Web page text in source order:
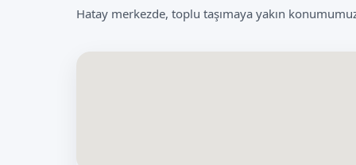
Hatay merkezde, toplu taşımaya yakın